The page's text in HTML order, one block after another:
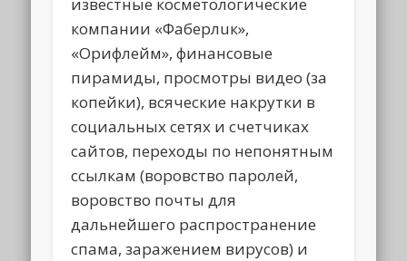
компании «Фaбepлuк»,
«Орифлейм», финансовые
пирамиды, просмотры видео (за
копейки), всяческие накрутки в
социальных сетях и счетчиках
сайтов, переходы по непонятным
ссылкам (воровство паролей,
воровство почты для
дальнейшего распространение
спама, заражением вирусов) и